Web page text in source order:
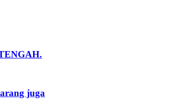
juga